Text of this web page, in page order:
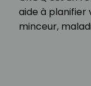
aide à planifier
minceur,